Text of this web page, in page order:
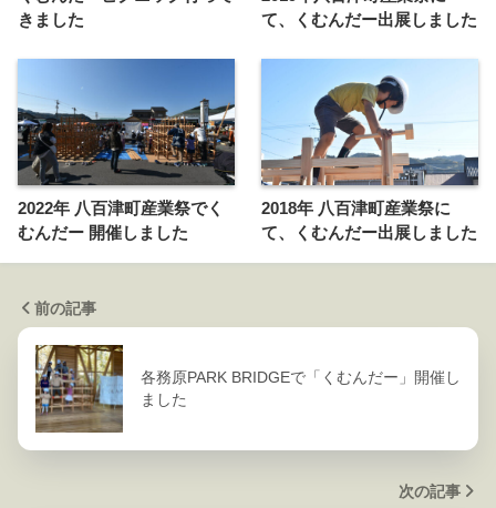
きました
て、くむんだー出展しました
2022年 八百津町産業祭でく
むんだー 開催しました
2018年 八百津町産業祭に
て、くむんだー出展しました
前の記事
各務原PARK BRIDGEで「くむんだー」開催し
ました
次の記事